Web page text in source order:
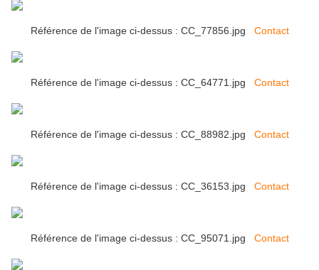
Référence de l'image ci-dessus : CC_77856.jpg Contact
Référence de l'image ci-dessus : CC_64771.jpg Contact
Référence de l'image ci-dessus : CC_88982.jpg Contact
Référence de l'image ci-dessus : CC_36153.jpg Contact
Référence de l'image ci-dessus : CC_95071.jpg Contact